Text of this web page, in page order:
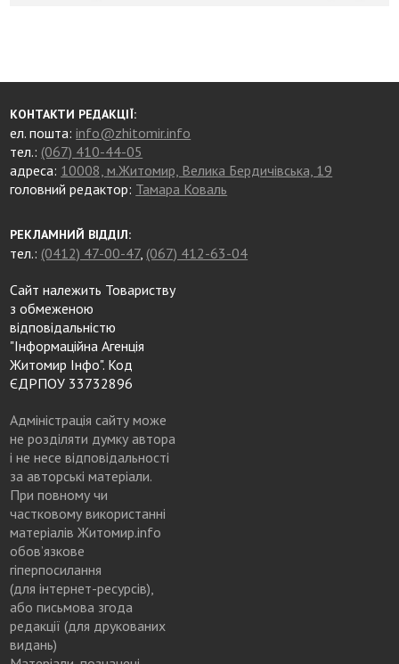
КОНТАКТИ РЕДАКЦІЇ:
ел. пошта:info@zhitomir.info
тел.: (067) 410-44-05
адреса: 10008, м.Житомир, Велика Бердичівська, 19
головний редактор: Тамара Коваль
РЕКЛАМНИЙ ВІДДІЛ:
тел.: (0412) 47-00-47, (067) 412-63-04
Сайт належить Товариству
з обмеженою
відповідальністю
"Інформаційна Агенція
Житомир Інфо". Код
ЄДРПОУ 33732896
Адміністрація сайту може
не розділяти думку автора
і не несе відповідальності
за авторські матеріали.
При повному чи
частковому використанні
матеріалів Житомир.info
обов’язкове
гіперпосилання
(для інтернет-ресурсів),
або письмова згода
редакції (для друкованих
видань)